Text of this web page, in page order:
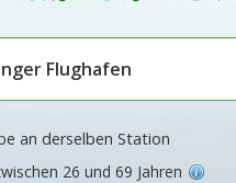
an derselben Station
26 und 69 Jahren